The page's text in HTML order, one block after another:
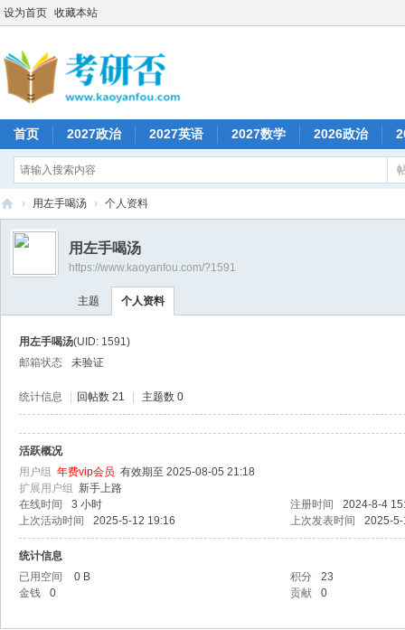
设为首页 收藏本站
首页 2027政治 2027英语 2027数学 2026政治
考
否
› 用左手喝汤 › 个人资料
用左手喝汤
https://www.kaoyanfou.com/?1591
主题 个人资料
用左手喝汤(UID: 1591)
邮箱状态
未验证
统计信息 回帖数 21 主题数 0
活跃概况
用户组 年费vip会员 有效期至 2025-08-05 21:18
扩展用户组 新手上路
在线时间
3 小时 注册时间
2024-8-4
上次活动时间
2025-5-12 19:16 上次发表时间 2025-
统计信息
已用空间
0 B 积分
23
金钱
0 贡献 0